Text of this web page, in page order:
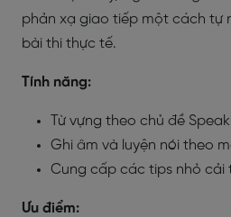
phản xạ giao tiếp một cách tự
bài thi thực tế.
Tính năng:
Từ vựng theo chủ đề
Ghi âm và luyện nói theo
Cung cấp các tips nhỏ cải
Ưu điểm: